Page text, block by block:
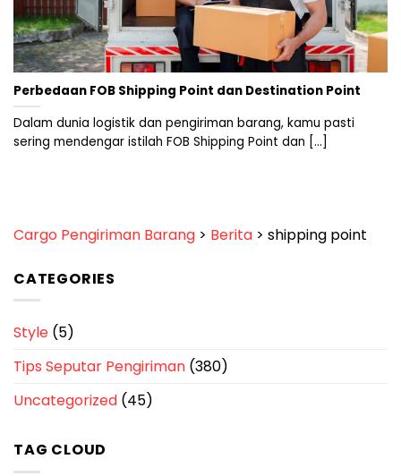
Perbedaan FOB Shipping Point dan Destination Point
Dalam dunia logistik dan pengiriman barang, kamu pasti
sering mendengar istilah FOB Shipping Point dan [...]
Cargo Pengiriman Barang > Berita > shipping point
CATEGORIES
Style (5)
Tips Seputar Pengiriman (380)
Uncategorized (45)
TAG CLOUD